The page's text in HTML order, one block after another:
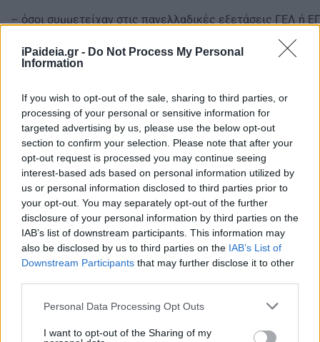
iPaideia.gr - Do Not Process My Personal
Information
If you wish to opt-out of the sale, sharing to third parties, or
processing of your personal or sensitive information for
targeted advertising by us, please use the below opt-out
section to confirm your selection. Please note that after your
opt-out request is processed you may continue seeing
interest-based ads based on personal information utilized by
us or personal information disclosed to third parties prior to
your opt-out. You may separately opt-out of the further
disclosure of your personal information by third parties on the
IAB’s list of downstream participants. This information may
also be disclosed by us to third parties on the IAB’s List of
Downstream Participants that may further disclose it to other
Please note that this website/app uses one or more Google
not limited to your visit or usage behaviour. You may click to
Personal Data Processing Opt Outs
I want to opt-out of the Sharing of my
– όσοι συμμετείχαν στις πανελλαδικές εξετάσεις ΓΕΛ ή
εφόσον κατέχουν ή αποκτούν απολυτήριο (οι υποψήφιοι
απολυτήριο και πτυχίο (οι υποψήφιοι ΕΠΑΛ).
ΓΕΛ και ΕΠΑΛ τα έτη 2018 ή 2019, διεκδικώντας φέτος
εισακτέων, χωρίς νέα εξέταση. Όσοι απόφοιτοι είναι
συμμετέχουν στη διαδικασία επιλογής με τα μόρια που
τελευταία τους εξέταση. Οι υποψήφιοι αυτοί δεν έχουν
δικαίωμα να εξεταστούν ξανά σε ειδικό μάθημα ή στα
ΤΕΦΑΑ, αλλά συνυπολογίζονται τα μόρια που είχαν
τους εξέταση.
Β. Για οποιαδήποτε πληροφορία, υποστήριξη, ακόμα και
που τυχόν δεν διαθέτουν, οι υποψήφιοι θα απευθύνονται
οποία θα είναι ανοιχτά την Τρίτη 7 Ιουλίου και άλλη μία
προθεσμίας υποβολής, η οποία θα ανακοινωθεί προσεχώς.
Γ. Εφιστάται προσοχή σε όλους τους υποψηφίους για την
υποβολή και οριστικοποίηση του μηχανογραφικού